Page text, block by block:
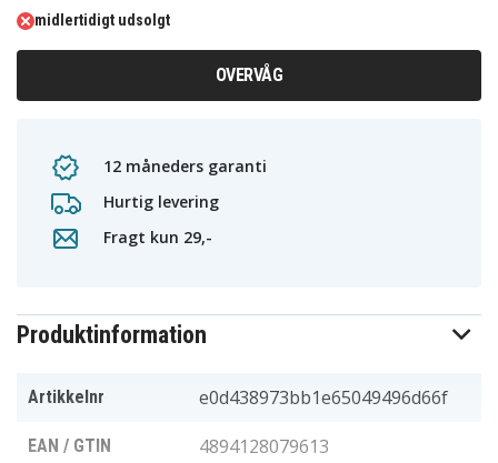
midlertidigt udsolgt
OVERVÅG
12 måneders garanti
Hurtig levering
Fragt kun 29,-
Produktinformation
Artikkelnr e0d438973bb1e65049496d66f
EAN / GTIN 4894128079613